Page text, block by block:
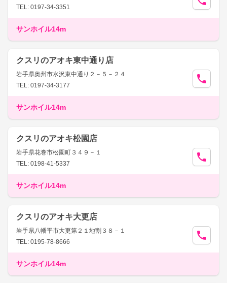
TEL: 0197-34-3351
サンホイル14m
クスリのアオキ東中通り店
岩手県奥州市水沢東中通り２－５－２４
TEL: 0197-34-3177
サンホイル14m
クスリのアオキ松園店
岩手県花巻市松園町３４９－１
TEL: 0198-41-5337
サンホイル14m
クスリのアオキ大更店
岩手県八幡平市大更第２１地割３８－１
TEL: 0195-78-8666
サンホイル14m